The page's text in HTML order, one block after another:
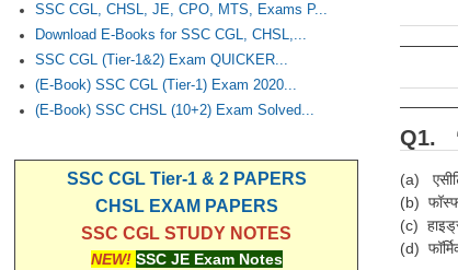
Q1.
(a)
(b)
(c)
(d)
SSC CGL, CHSL, JE, CPO, MTS, Exams P...
Download E-Books for SSC CGL, CHSL,...
SSC CGL (Tier-1&2) Exam QUICKER...
(E-Book) SSC CGL (Tier-1) Exam 2020...
(E-Book) SSC CHSL (10+2) Exam Solved...
SSC CGL Tier-1 & 2 PAPERS
CHSL EXAM PAPERS
SSC CGL STUDY NOTES
NEW! SSC JE Exam Notes